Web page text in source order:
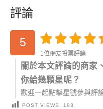
評論
5
1位網友投票評論
關於本文評論的商家
你給幾顆星呢？
歡迎一起點擊星號參與評
POST VIEWS: 193